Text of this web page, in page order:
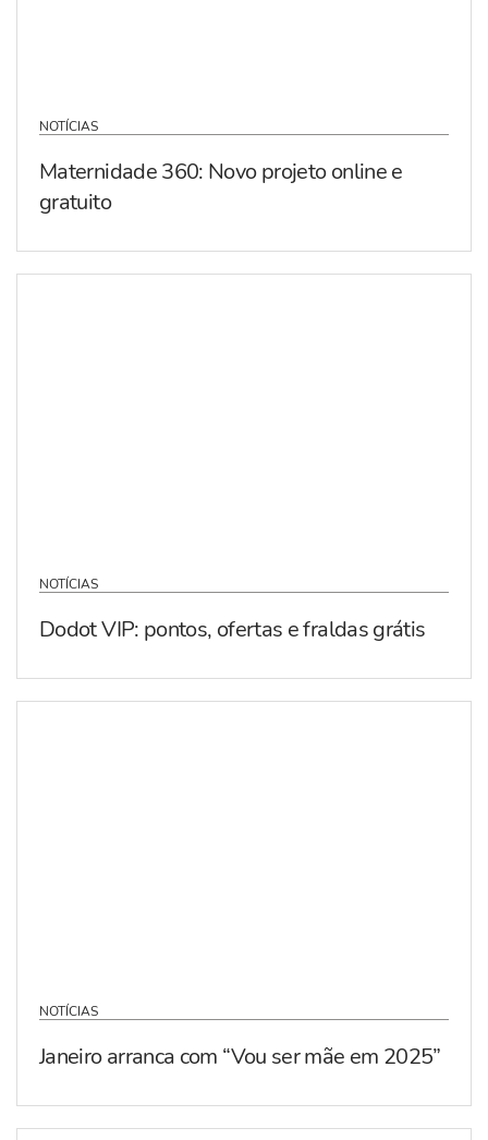
NOTÍCIAS
Maternidade 360: Novo projeto online e
gratuito
NOTÍCIAS
Dodot VIP: pontos, ofertas e fraldas grátis
NOTÍCIAS
Janeiro arranca com “Vou ser mãe em 2025”